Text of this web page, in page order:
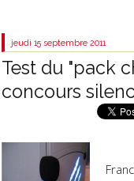
jeudi 15 septembre 2011
Test du "pack
concours